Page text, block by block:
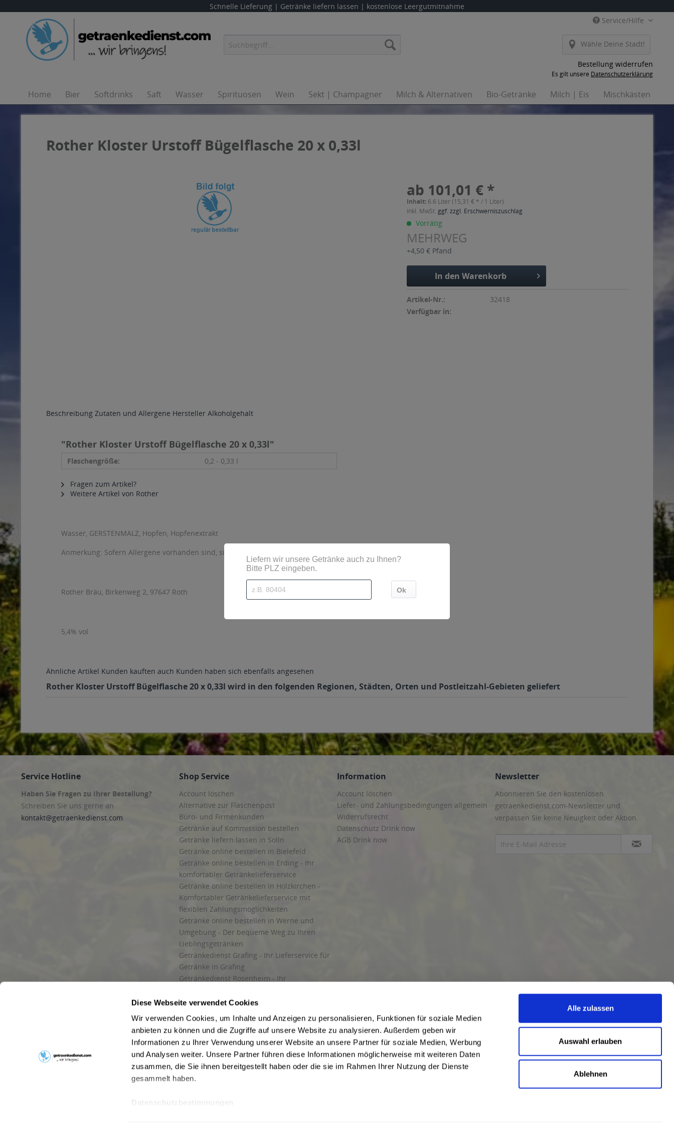
Diese Webseite verwendet Cookies
Wir verwenden Cookies, um Inhalte und Anzeigen zu personalisieren, Funktionen für soziale Medien
anbieten zu können und die Zugriffe auf unsere Website zu analysieren. Außerdem geben wir
Informationen zu Ihrer Verwendung unserer Website an unsere Partner für soziale Medien, Werbung
und Analysen weiter. Unsere Partner führen diese Informationen möglicherweise mit weiteren Daten
zusammen, die Sie ihnen bereitgestellt haben oder die sie im Rahmen Ihrer Nutzung der Dienste
gesammelt haben.
Alle zulassen
Auswahl erlauben
Ablehnen
Schnelle Lieferung | Getränke liefern lassen | kostenlose Leergutmitnahme
Service/Hilfe
Wähle Deine Stadt!
Bestellung widerrufen
Es gilt unsere Datenschutzerklärung
Home Bier Softdrinks Saft Wasser Spirituosen Wein Sekt | Champagner Milch & Alternativen Bio-Getränke Milch | Eis Mischkästen
Rother Kloster Urstoff Bügelflasche 20 x 0,33l
ab 101,01 € *
Inhalt: 6.6 Liter (15,31 € * / 1 Liter)
inkl. MwSt. ggf. zzgl. Erschwerniszuschlag
Vorrätig
MEHRWEG
+4,50 € Pfand
In den Warenkorb
Artikel-Nr.:
32418
Verfügbar in:
Beschreibung Zutaten und Allergene Hersteller Alkoholgehalt
"Rother Kloster Urstoff Bügelflasche 20 x 0,33l"
Flaschengröße: 0,2 - 0,33 l
Fragen zum Artikel?
Weitere Artikel von Rother
Wasser, GERSTENMALZ, Hopfen, Hopfenextrakt
Anmerkung: Sofern Allergene vorhanden sind, sind diese mittels Großbuchstaben besonders hervorgehoben
Rother Bräu, Birkenweg 2, 97647 Roth
5,4% vol
Ähnliche Artikel Kunden kauften auch Kunden haben sich ebenfalls angesehen
Rother Kloster Urstoff Bügelflasche 20 x 0,33l wird in den folgenden Regionen, Städten, Orten und Postleitzahl-Gebieten geliefert
Service Hotline
Haben Sie Fragen zu Ihrer Bestellung?
Schreiben Sie uns gerne an
kontakt@getraenkedienst.com
Shop Service
Account löschen
Alternative zur Flaschenpost
Büro- und Firmenkunden
Getränke auf Kommission bestellen
Getränke liefern lassen in Solln
Getränke online bestellen in Bielefeld
Getränke online bestellen in Erding - Ihr
komfortabler Getränkelieferservice
Getränke online bestellen in Holzkirchen -
Komfortabler Getränkelieferservice mit
flexiblen Zahlungsmöglichkeiten
Getränke online bestellen in Werne und
Umgebung - Der bequeme Weg zu Ihren
Lieblingsgetränken
Getränkedienst Grafing - Ihr Lieferservice für
Getränke in Grafing
Getränkedienst Rosenheim - Ihr
und Umgebung
Getränkelieferung in Starnberg
Liefergebiet
Lieferservice für Getränke
Wir liefern Getränke
Kontakt
Newsletter
Information
Account löschen
Liefer- und Zahlungsbedingungen allgemein
Widerrufsrecht
Datenschutz Drink now
AGB Drink now
Newsletter
Abonnieren Sie den kostenlosen
getraenkedienst.com-Newsletter und
verpassen Sie keine Neuigkeit oder Aktion.